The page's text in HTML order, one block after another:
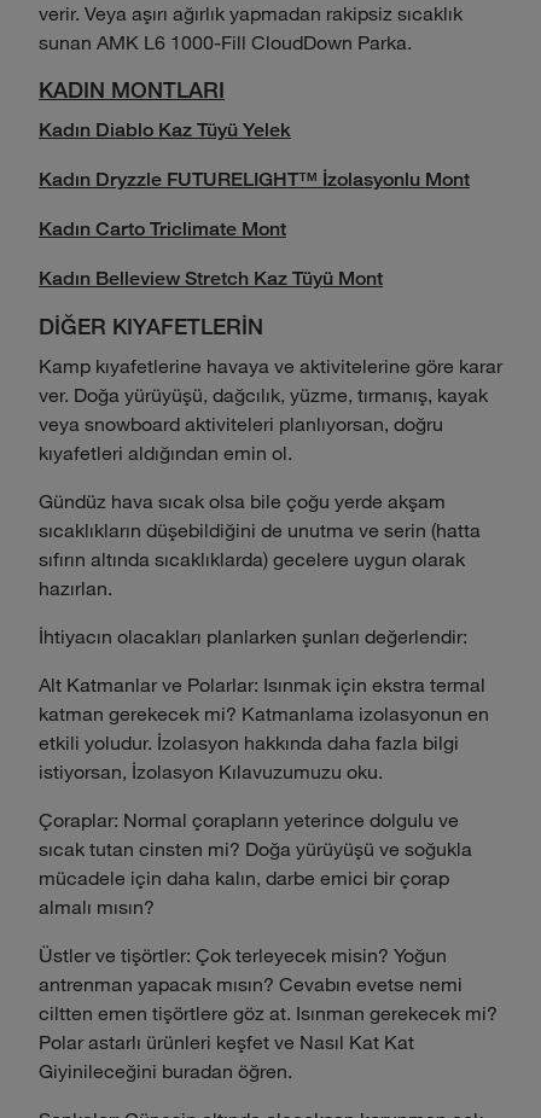
verir. Veya aşırı ağırlık yapmadan rakipsiz sıcaklık
sunan AMK L6 1000-Fill CloudDown Parka.
KADIN MONTLARI
Kadın Diablo Kaz Tüyü Yelek
Kadın Dryzzle FUTURELIGHT™ İzolasyonlu Mont
Kadın Carto Triclimate Mont
Kadın Belleview Stretch Kaz Tüyü Mont
DİĞER KIYAFETLERİN
Kamp kıyafetlerine havaya ve aktivitelerine göre karar
ver. Doğa yürüyüşü, dağcılık, yüzme, tırmanış, kayak
veya snowboard aktiviteleri planlıyorsan, doğru
kıyafetleri aldığından emin ol.
Gündüz hava sıcak olsa bile çoğu yerde akşam
sıcaklıkların düşebildiğini de unutma ve serin (hatta
sıfırın altında sıcaklıklarda) gecelere uygun olarak
hazırlan.
İhtiyacın olacakları planlarken şunları değerlendir:
Alt Katmanlar ve Polarlar: Isınmak için ekstra termal
katman gerekecek mi? Katmanlama izolasyonun en
etkili yoludur. İzolasyon hakkında daha fazla bilgi
istiyorsan, İzolasyon Kılavuzumuzu oku.
Çoraplar: Normal çorapların yeterince dolgulu ve
sıcak tutan cinsten mi? Doğa yürüyüşü ve soğukla
mücadele için daha kalın, darbe emici bir çorap
almalı mısın?
Üstler ve tişörtler: Çok terleyecek misin? Yoğun
antrenman yapacak mısın? Cevabın evetse nemi
ciltten emen tişörtlere göz at. Isınman gerekecek mi?
Polar astarlı ürünleri keşfet ve Nasıl Kat Kat
Giyinileceğini buradan öğren.